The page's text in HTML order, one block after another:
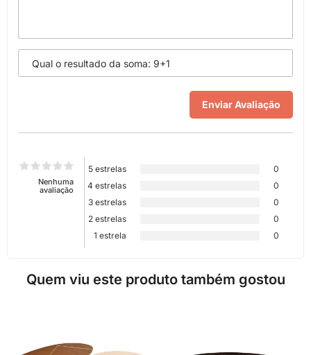
Nenhuma
avaliação
5 estrelas
0
4 estrelas
0
3 estrelas
0
2 estrelas
0
1 estrela
0
Quem viu este produto também gostou